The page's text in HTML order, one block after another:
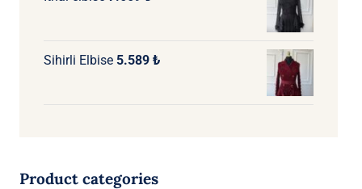
Sihirli Elbise 5.589₺
Product categories